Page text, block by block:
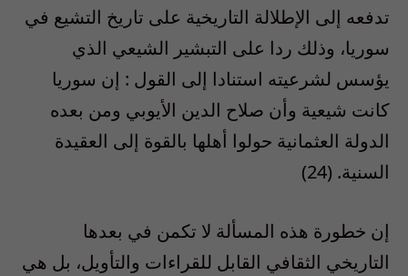
تدفعه إلى الإطلالة التاريخية على تاريخ التشيع في
سوريا، وذلك ردا على التبشير الشيعي الذي
يؤسس لشرعيته استنادا إلى القول : إن سوريا
كانت شيعية وأن صلاح الدين الأيوبي ومن بعده
الدولة العثمانية حولوا أهلها بالقوة إلى العقيدة
السنية. (24)
إن خطورة هذه المسألة لا تكمن في بعدها
التاريخي الثقافي القابل للقراءات والتأويل، بل هي